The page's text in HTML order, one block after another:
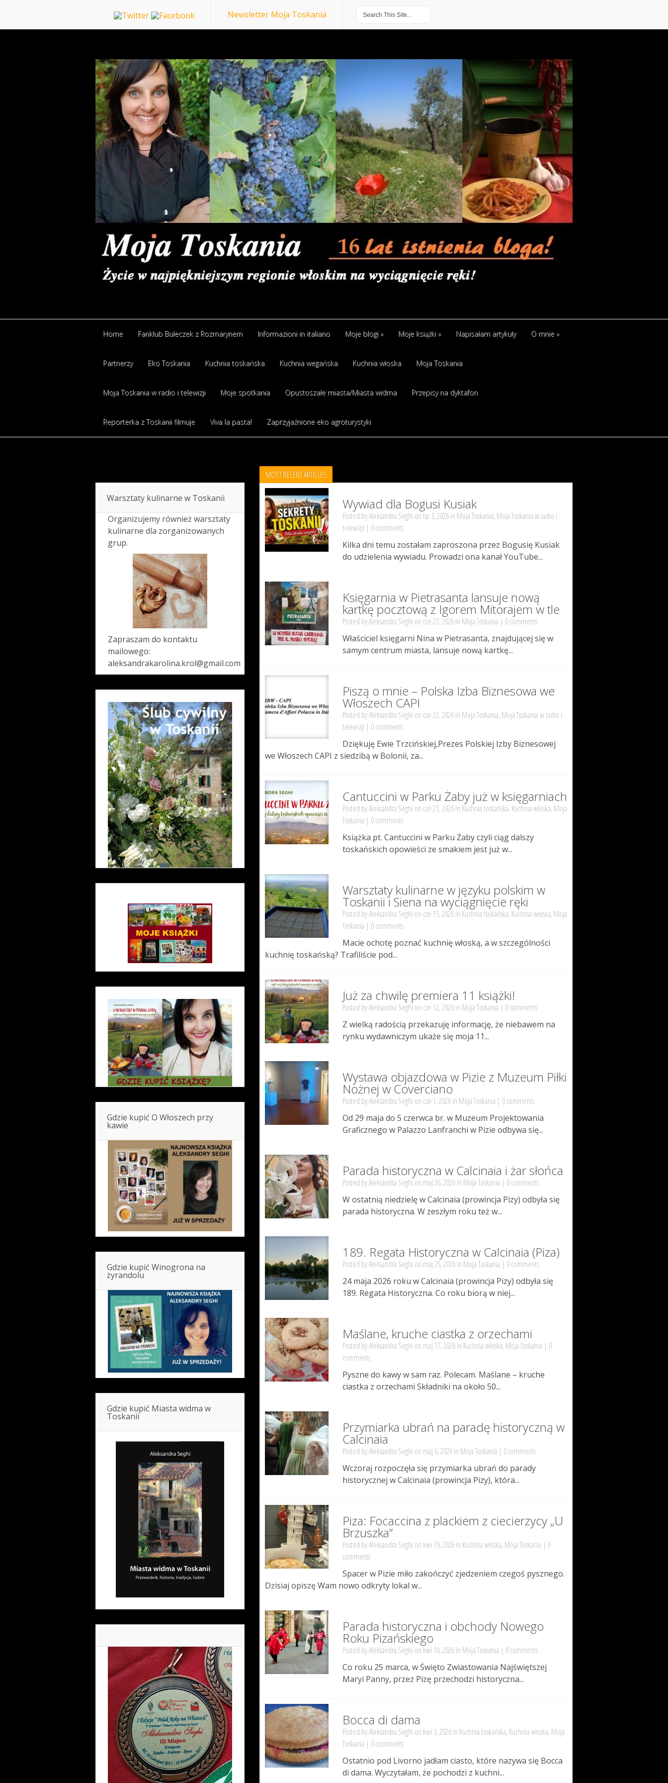
Newsletter Moja Toskania
Home Fanklub Bułeczek z Rozmarynem Informazioni in italiano Moje blogi » Moje książki » Napisałam artykuły O mnie »
Partnerzy Eko Toskania Kuchnia toskańska Kuchnia wegańska Kuchnia włoska Moja Toskania
Moja Toskania w radio i telewizji Moje spotkania Opustoszałe miasta/Miasta widma Przepisy na dyktafon
Reporterka z Toskanii filmuje Viva la pasta! Zaprzyjaźnione eko agroturystyki
MOST RECENT ARTICLES
Wywiad dla Bogusi Kusiak
Posted byAleksandra Seghi on lip 3, 2026 in Moja Toskania, Moja Toskania w radio i
telewizji | 0 comments
Kilka dni temu zostałam zaproszona przez Bogusię Kusiak
do udzielenia wywiadu. Prowadzi ona kanał YouTube...
Księgarnia w Pietrasanta lansuje nową
kartkę pocztową z Igorem Mitorajem w tle
Posted byAleksandra Seghi on cze 27, 2026 in Moja Toskania | 0 comments
Właściciel księgarni Nina w Pietrasanta, znajdującej się w
samym centrum miasta, lansuje nową kartkę...
Piszą o mnie – Polska Izba Biznesowa we
Włoszech CAPI
Posted byAleksandra Seghi on cze 22, 2026 in Moja Toskania, Moja Toskania w radio i
telewizji | 0 comments
Dziękuję Ewie Trzcińskiej,Prezes Polskiej Izby Biznesowej
we Włoszech CAPI z siedzibą w Bolonii, za...
Cantuccini w Parku Żaby już w księgarniach
Posted byAleksandra Seghi on cze 21, 2026 in Kuchnia toskańska, Kuchnia włoska, Moja
Toskania | 0 comments
Książka pt. Cantuccini w Parku Żaby czyli ciąg dalszy
toskańskich opowieści ze smakiem jest już w...
Warsztaty kulinarne w języku polskim w
Toskanii i Siena na wyciągnięcie ręki
Posted byAleksandra Seghi on cze 15, 2026 in Kuchnia toskańska, Kuchnia włoska, Moja
Toskania | 0 comments
Macie ochotę poznać kuchnię włoską, a w szczególności
kuchnię toskańską? Trafiliście pod...
Już za chwilę premiera 11 książki!
Posted byAleksandra Seghi on cze 12, 2026 in Moja Toskania | 0 comments
Z wielką radością przekazuję informację, że niebawem na
rynku wydawniczym ukaże się moja 11...
Wystawa objazdowa w Pizie z Muzeum Piłki
Nożnej w Coverciano
Posted byAleksandra Seghi on cze 1, 2026 in Moja Toskania | 0 comments
Od 29 maja do 5 czerwca br. w Muzeum Projektowania
Graficznego w Palazzo Lanfranchi w Pizie odbywa się...
Parada historyczna w Calcinaia i żar słońca
Posted byAleksandra Seghi on maj 26, 2026 in Moja Toskania | 0 comments
W ostatnią niedzielę w Calcinaia (prowincja Pizy) odbyła się
parada historyczna. W zeszłym roku też w...
189. Regata Historyczna w Calcinaia (Piza)
Posted byAleksandra Seghi on maj 25, 2026 in Moja Toskania | 0 comments
24 maja 2026 roku w Calcinaia (prowincja Pizy) odbyła się
189. Regata Historyczna. Co roku biorą w niej...
Maślane, kruche ciastka z orzechami
Posted byAleksandra Seghi on maj 17, 2026 in Kuchnia włoska, Moja Toskania | 0
comments
Pyszne do kawy w sam raz. Polecam. Maślane – kruche
ciastka z orzechami Składniki na około 50...
Przymiarka ubrań na paradę historyczną w
Calcinaia
Posted byAleksandra Seghi on maj 6, 2026 in Moja Toskania | 0 comments
Wczoraj rozpoczęła się przymiarka ubrań do parady
historycznej w Calcinaia (prowincja Pizy), która...
Piza: Focaccina z plackiem z ciecierzycy „U
Brzuszka”
Posted byAleksandra Seghi on kwi 19, 2026 in Kuchnia włoska, Moja Toskania | 0
comments
Spacer w Pizie miło zakończyć zjedzeniem czegoś pysznego.
Dzisiaj opiszę Wam nowo odkryty lokal w...
Parada historyczna i obchody Nowego
Roku Pizańskiego
Posted byAleksandra Seghi on kwi 10, 2026 in Moja Toskania | 0 comments
Co roku 25 marca, w Święto Zwiastowania Najświętszej
Maryi Panny, przez Pizę przechodzi historyczna...
Bocca di dama
Posted byAleksandra Seghi on kwi 3, 2026 in Kuchnia toskańska, Kuchnia włoska, Moja
Toskania | 0 comments
Ostatnio pod Livorno jadłam ciasto, które nazywa się Bocca
di dama. Wyczytałam, że pochodzi z kuchni...
Warsztaty kulinarne w Toskanii
Organizujemy również warsztaty
kulinarne dla zorganizowanych
grup.
Zapraszam do kontaktu
mailowego:
aleksandrakarolina.krol@gmail.com
Gdzie kupić O Włoszech przy
kawie
Gdzie kupić Winogrona na
żyrandolu
Gdzie kupić Miasta widma w
Toskanii